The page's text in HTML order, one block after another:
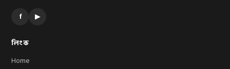
f ▶
লিংক
Home